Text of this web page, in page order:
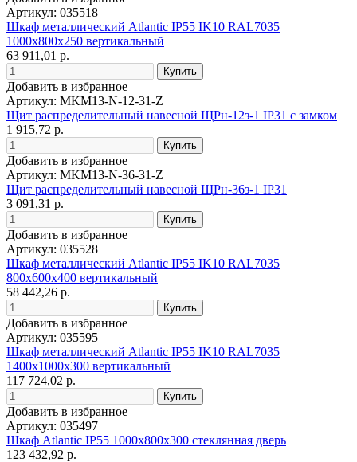
Артикул: 035518
Шкаф металлический Atlantic IP55 IK10 RAL7035
1000x800x250 вертикальный
63 911,01 р.
Добавить в избранное
Артикул: MKM13-N-12-31-Z
Щит распределительный навесной ЩРн-12з-1 IP31 с замком
1 915,72 р.
Добавить в избранное
Артикул: MKM13-N-36-31-Z
Щит распределительный навесной ЩРн-36з-1 IP31
3 091,31 р.
Добавить в избранное
Артикул: 035528
Шкаф металлический Atlantic IP55 IK10 RAL7035
800x600x400 вертикальный
58 442,26 р.
Добавить в избранное
Артикул: 035595
Шкаф металлический Atlantic IP55 IK10 RAL7035
1400x1000x300 вертикальный
117 724,02 р.
Добавить в избранное
Артикул: 035497
Шкаф Atlantic IP55 1000x800x300 стеклянная дверь
123 432,92 р.